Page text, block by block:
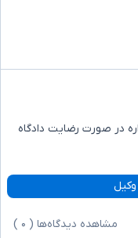
در صورت رضایت دادگاه
وکیل
مشاهده دیدگاه‌ها ( ۰